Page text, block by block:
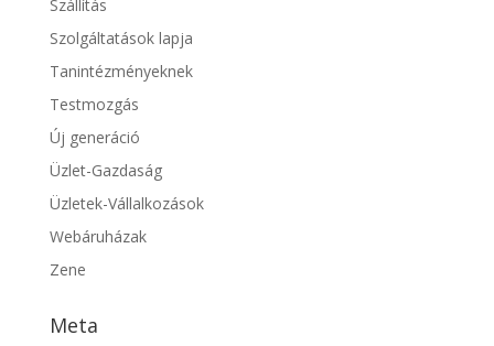
Szállítás
Szolgáltatások lapja
Tanintézményeknek
Testmozgás
Új generáció
Üzlet-Gazdaság
Üzletek-Vállalkozások
Webáruházak
Zene
Meta